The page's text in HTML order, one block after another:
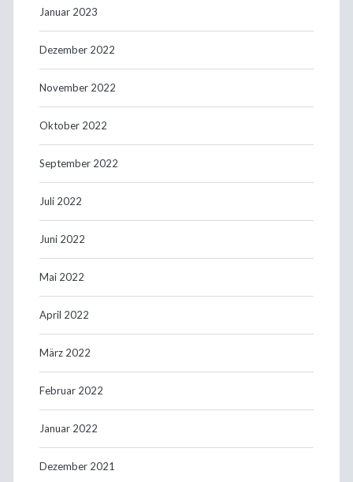
Januar 2023
Dezember 2022
November 2022
Oktober 2022
September 2022
Juli 2022
Juni 2022
Mai 2022
April 2022
März 2022
Februar 2022
Januar 2022
Dezember 2021